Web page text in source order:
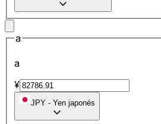
a
a
¥
JPY - Yen japonés